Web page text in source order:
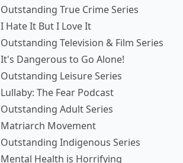
Outstanding True Crime Series
I Hate It But I Love It
Outstanding Television & Film Series
It's Dangerous to Go Alone!
Outstanding Leisure Series
Lullaby: The Fear Podcast
Outstanding Adult Series
Matriarch Movement
Outstanding Indigenous Series
Mental Health is Horrifying